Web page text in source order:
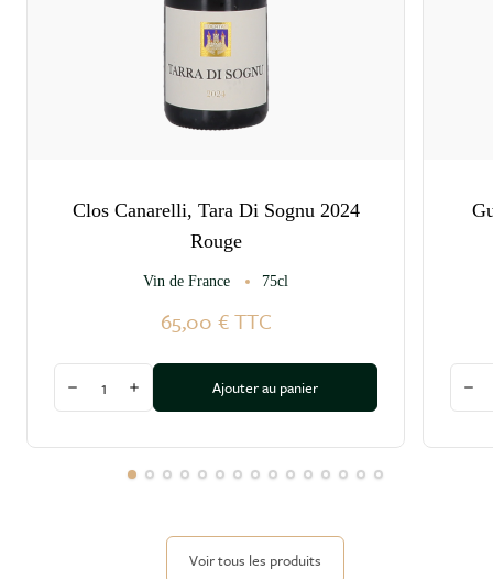
Clos Canarelli, Tara Di Sognu 2024
Rouge
Vin de France 75cl
65,00 € TTC
Diminuer la quantité
Augmenter la quantité
Ajouter au panier
Voir tous les produits